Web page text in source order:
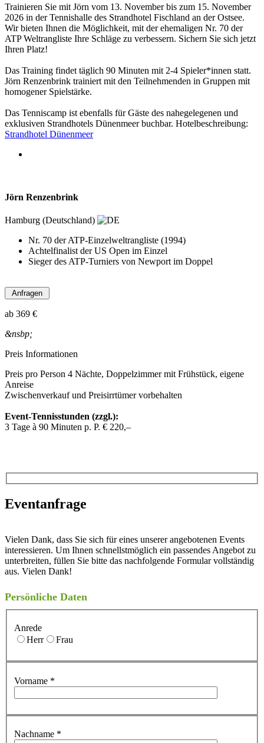
Trainieren Sie mit Jörn vom 13. November bis zum 15. November
2026 in der Tennishalle des Strandhotel Fischland an der Ostsee.
Wir bieten Ihnen die Möglichkeit, mit der ehemaligen Nr. 70 der
ATP Weltrangliste Ihre Schläge zu verbessern. Sichern Sie sich jetzt
Ihren Platz!
Das Training findet täglich 90 Minuten mit 2-4 Spieler*innen statt.
Jörn Renzenbrink trainiert mit den Teilnehmenden in Gruppen mit
homogener Spielstärke.
Das Tenniscamp ist ebenfalls für Gäste des nahegelegenen und
exklusiven Strandhotels Dünenmeer buchbar. Hotelbeschreibung:
Strandhotel Dünenmeer
Jörn Renzenbrink
Hamburg (Deutschland)
Nr. 70 der ATP-Einzelweltrangliste (1994)
Achtelfinalist der US Open im Einzel
Sieger des ATP-Turniers von Newport im Doppel
ab 369 €
&nsbp;
Preis Informationen
Preis pro Person 4 Nächte, Doppelzimmer mit Frühstück, eigene
Anreise
Zwischenverkauf und Preisirrtümer vorbehalten
Event-Tennisstunden (zzgl.):
3 Tage à 90 Minuten p. P. € 220,–
Eventanfrage
Vielen Dank, dass Sie sich für eines unserer angebotenen Events
interessieren. Um Ihnen schnellstmöglich ein passendes Angebot zu
unterbreiten, füllen Sie bitte das nachfolgende Formular vollständig
aus. Vielen Dank!
Persönliche Daten
Anrede
Herr
Frau
Vorname *
Nachname *